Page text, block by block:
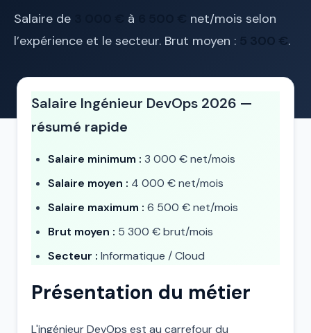
Salaire de à
net/mois selon
l’expérience et le secteur. Brut moyen :
5 300 € .
Salaire Ingénieur DevOps 2026 —
résumé rapide
Salaire minimum : 3 000 € net/mois
Salaire moyen : 4 000 € net/mois
Salaire maximum : 6 500 € net/mois
Brut moyen : 5 300 € brut/mois
Secteur : Informatique / Cloud
Présentation du métier
L'ingénieur DevOps est au carrefour du